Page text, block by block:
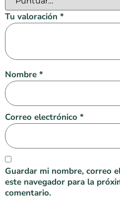
Tu valoración *
Nombre *
Correo electrónico *
Guardar mi nombre, correo
este navegador para la
comentario.